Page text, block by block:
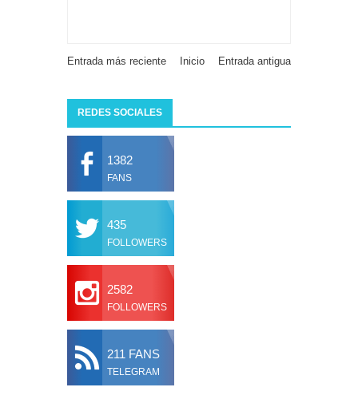
Entrada más reciente Entrada antigua
Inicio
REDES SOCIALES
1382
FANS
435
FOLLOWERS
2582
FOLLOWERS
211 FANS
TELEGRAM